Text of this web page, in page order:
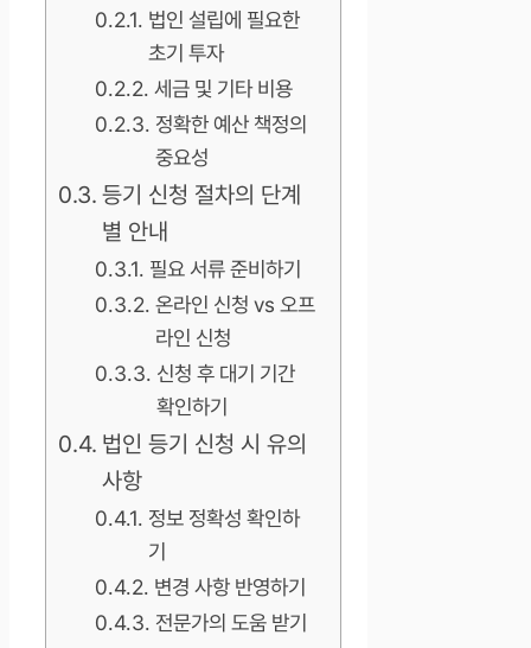
법인 설립에 필요한
초기 투자
세금 및 기타 비용
정확한 예산 책정의
중요성
등기 신청 절차의 단계
별 안내
필요 서류 준비하기
온라인 신청 vs 오프
라인 신청
신청 후 대기 기간
확인하기
법인 등기 신청 시 유의
사항
정보 정확성 확인하
기
변경 사항 반영하기
전문가의 도움 받기